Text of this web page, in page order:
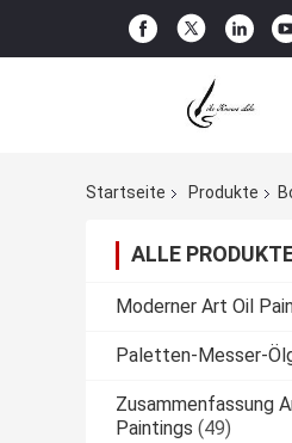
Startseite Produkte
ALLE
Moderner Art Oil
Paletten-Messer-
Zusammenfassung
Paintings (49)